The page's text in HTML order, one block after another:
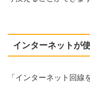
インターネットが
「インターネット回線